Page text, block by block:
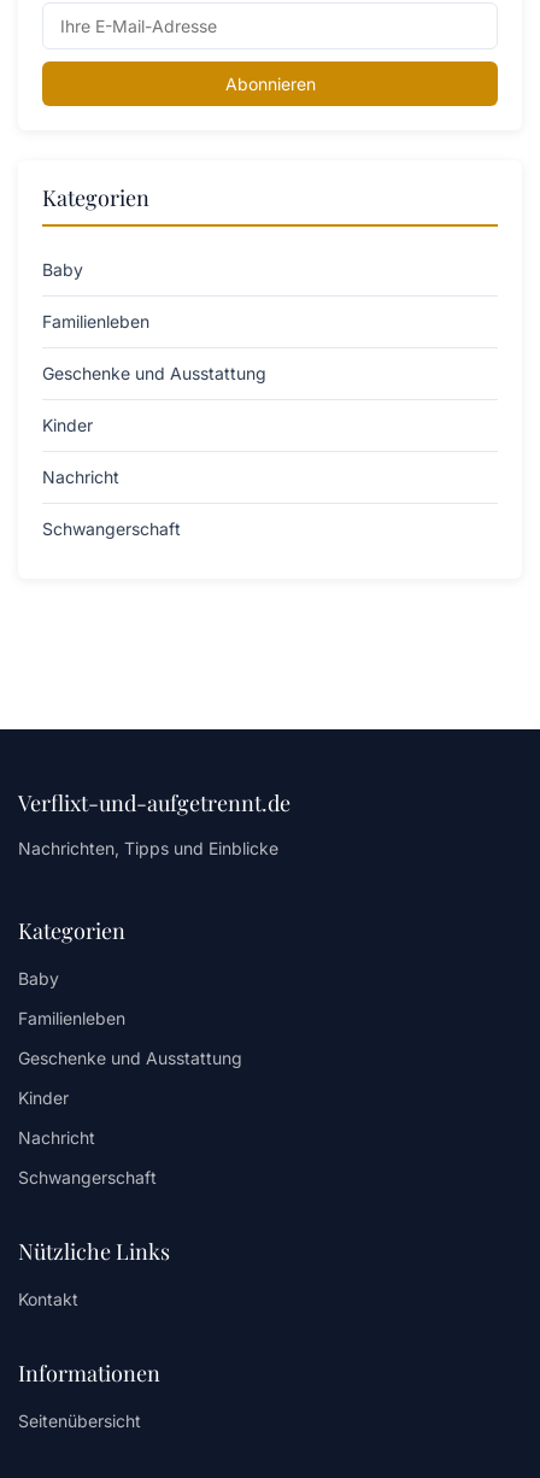
Abonnieren
Kategorien
Baby
Familienleben
Geschenke und Ausstattung
Kinder
Nachricht
Schwangerschaft
Verflixt-und-aufgetrennt.de
Nachrichten, Tipps und Einblicke
Kategorien
Baby
Familienleben
Geschenke und Ausstattung
Kinder
Nachricht
Schwangerschaft
Nützliche Links
Kontakt
Informationen
Seitenübersicht